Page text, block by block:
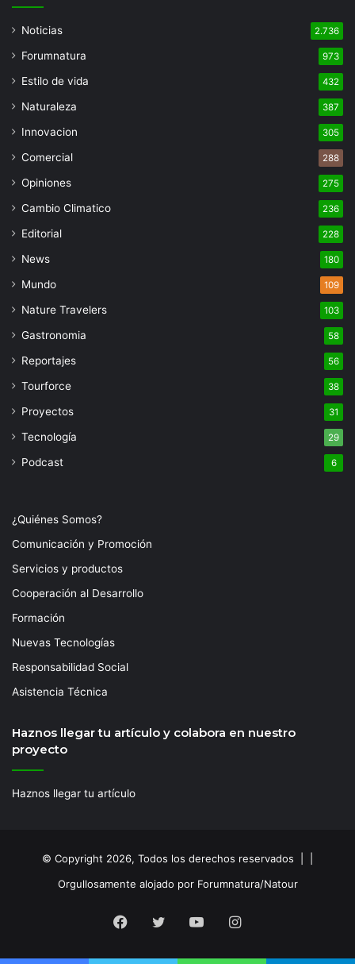
Noticias 2.736
Forumnatura 973
Estilo de vida 432
Naturaleza 387
Innovacion 305
Comercial 288
Opiniones 275
Cambio Climatico 236
Editorial 228
News 180
Mundo 109
Nature Travelers 103
Gastronomia 58
Reportajes 56
Tourforce 38
Proyectos 31
Tecnología 29
Podcast 6
¿Quiénes Somos?
Comunicación y Promoción
Servicios y productos
Cooperación al Desarrollo
Formación
Nuevas Tecnologías
Responsabilidad Social
Asistencia Técnica
Haznos llegar tu artículo y colabora en nuestro
proyecto
Haznos llegar tu artículo
© Copyright 2026, Todos los derechos reservados | |
Orgullosamente alojado por Forumnatura/Natour
Facebook
TwitterYouTubeInstagram